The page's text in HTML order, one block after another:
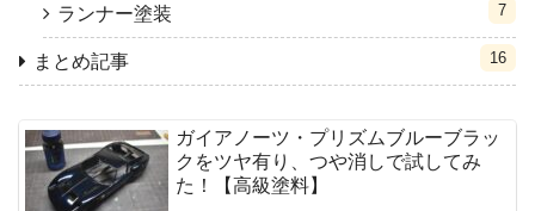
ランナー塗装 7
まとめ記事 16
ガイアノーツ・プリズムブルーブラッ
クをツヤ有り、つや消しで試してみ
た！【高級塗料】